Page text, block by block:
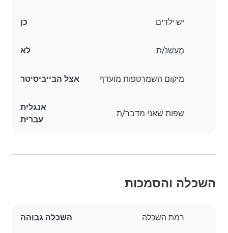
יש ילדים כן
מְעַשֵׁנ/ת לא
מיקום השמרטפות מועדף אצל הבייביסיטר
שפות שאני מדבר/ת
אנגלית
עברית
השכלה והסמכות
רמת השכלה השכלה גבוהה